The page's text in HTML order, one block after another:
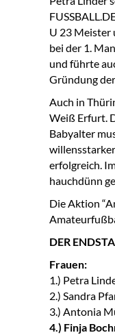
U 23 Meister
bei der 1.
und führte
Gründung
Auch in
Weiß Erfurt.
Babyalter
erfolgreich.
hauchdünn
Die Aktion
DER
Frauen:
1.) Petra
2.) Sandra
3.) Antonia
4.) Finja